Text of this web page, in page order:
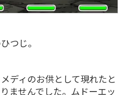
つじ。
ディのお供として現れたと
ませんでした。ムドーエッ